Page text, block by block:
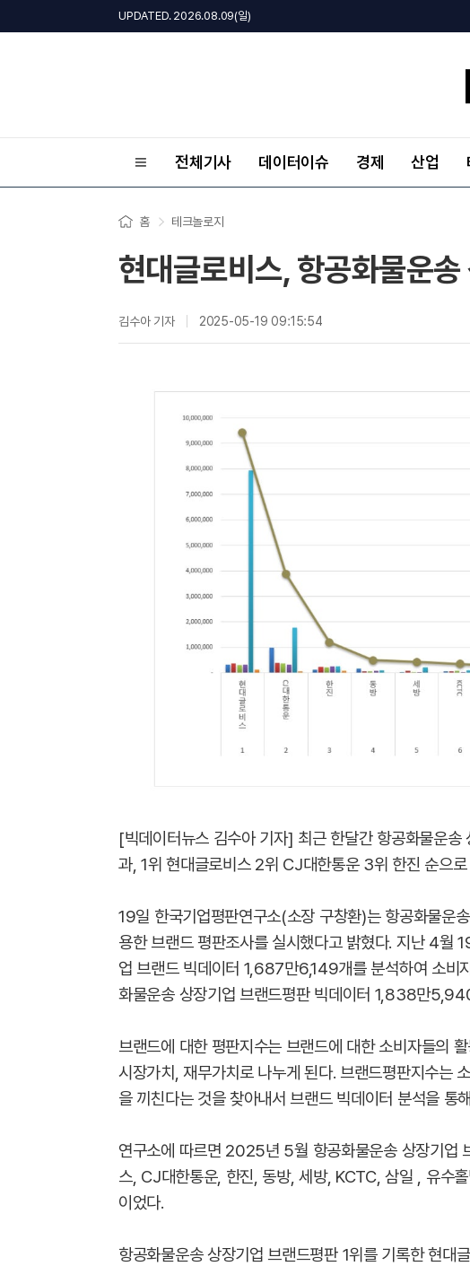
UPDATED. 2026.08.09(일)
전체기사 데이터이슈 경제 산업
홈 테크놀로지
현대글로비스, 항공화물운
김수아 기자 2025-05-19 09:15:54
[빅데이터뉴스 김수아 기자] 최근 한달간 항공화물운
과, 1위 현대글로비스 2위 CJ대한통운 3위 한진 순으로
19일 한국기업평판연구소(소장 구창환)는 항공화물운
용한 브랜드 평판조사를 실시했다고 밝혔다. 지난 4월
업 브랜드 빅데이터 1,687만6,149개를 분석하여 소비
화물운송 상장기업 브랜드평판 빅데이터 1,838만
브랜드에 대한 평판지수는 브랜드에 대한 소비자들의
시장가치, 재무가치로 나누게 된다. 브랜드평판지수는
을 끼친다는 것을 찾아내서 브랜드 빅데이터 분석을 통
연구소에 따르면 2025년 5월 항공화물운송 상장기업
스, CJ대한통운, 한진, 동방, 세방, KCTC, 삼일 , 유수
이었다.
항공화물운송 상장기업 브랜드평판 ​1위를 기록한 현